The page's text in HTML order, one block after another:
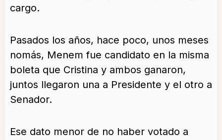
cargo.
Pasados los años, hace poco, unos meses
nomás, Menem fue candidato en la misma
boleta que Cristina y ambos ganaron,
juntos llegaron una a Presidente y el otro a
Senador.
Ese dato menor de no haber votado a